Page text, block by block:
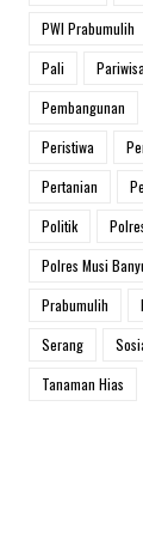
PWI Prabumulih
Pali
Pembangunan
Peristiwa
Pertanian
Politik
Polres Musi
Prabumulih
Serang
Tanaman Hias